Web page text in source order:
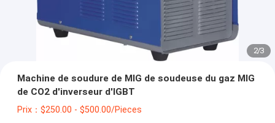
2/3
Machine de soudure de MIG de soudeuse du gaz MIG
de CO2 d'inverseur d'IGBT
Prix：$250.00 - $500.00/Pieces